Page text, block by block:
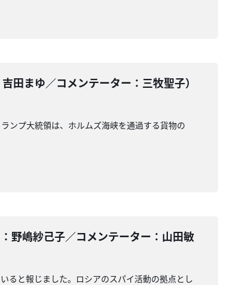
田まゆ／コメンテーター：三牧聖子）
ンプ大統領は、ホルムズ海峡を通過する貨物の
野嶋紗己子／コメンテーター：山田敏
ると報じました。ロシアのスパイ活動の拠点とし